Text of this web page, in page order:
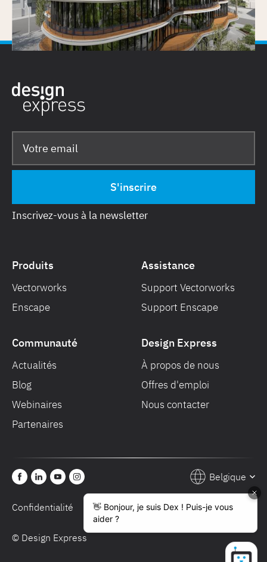
Inscrivez-vous à la newsletter
Produits
Vectorworks
Enscape
Assistance
Support Vectorworks
Support Enscape
Communauté
Actualités
Blog
Webinaires
Partenaires
Design Express
À propos de nous
Offres d'emploi
Nous contacter
© Design Express
Confidentialité Conditions de vente
Belgique